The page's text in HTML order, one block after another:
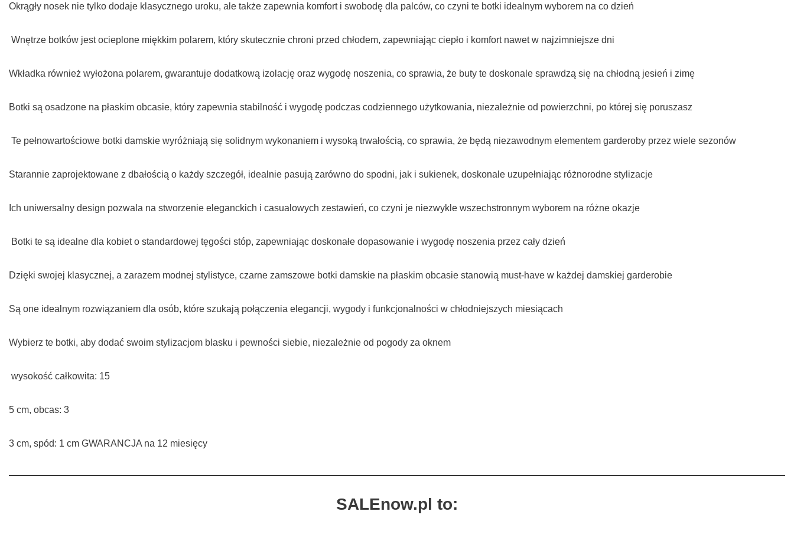
Okrągły nosek nie tylko dodaje klasycznego uroku, ale także zapewnia komfort i swobodę dla palców, co czyni te botki idealnym wyborem na co dzień
Wnętrze botków jest ocieplone miękkim polarem, który skutecznie chroni przed chłodem, zapewniając ciepło i komfort nawet w najzimniejsze dni
Wkładka również wyłożona polarem, gwarantuje dodatkową izolację oraz wygodę noszenia, co sprawia, że buty te doskonale sprawdzą się na chłodną jesień i zimę
Botki są osadzone na płaskim obcasie, który zapewnia stabilność i wygodę podczas codziennego użytkowania, niezależnie od powierzchni, po której się poruszasz
Te pełnowartościowe botki damskie wyróżniają się solidnym wykonaniem i wysoką trwałością, co sprawia, że będą niezawodnym elementem garderoby przez wiele sezonów
Starannie zaprojektowane z dbałością o każdy szczegół, idealnie pasują zarówno do spodni, jak i sukienek, doskonale uzupełniając różnorodne stylizacje
Ich uniwersalny design pozwala na stworzenie eleganckich i casualowych zestawień, co czyni je niezwykle wszechstronnym wyborem na różne okazje
Botki te są idealne dla kobiet o standardowej tęgości stóp, zapewniając doskonałe dopasowanie i wygodę noszenia przez cały dzień
Dzięki swojej klasycznej, a zarazem modnej stylistyce, czarne zamszowe botki damskie na płaskim obcasie stanowią must-have w każdej damskiej garderobie
Są one idealnym rozwiązaniem dla osób, które szukają połączenia elegancji, wygody i funkcjonalności w chłodniejszych miesiącach
Wybierz te botki, aby dodać swoim stylizacjom blasku i pewności siebie, niezależnie od pogody za oknem
wysokość całkowita: 15
5 cm, obcas: 3
3 cm, spód: 1 cm GWARANCJA na 12 miesięcy
SALEnow.pl to: